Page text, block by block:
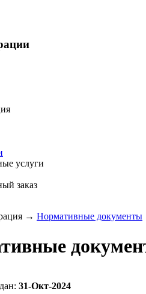
услуги
заказ
→ Нормативные документы
31-Окт-2024